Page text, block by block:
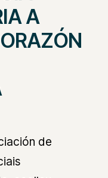
A
de